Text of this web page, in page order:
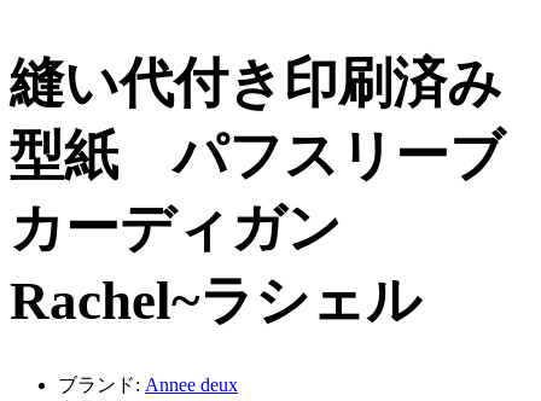
縫い代付き印刷済み
型紙 パフスリーブ
カーディガン
Rachel~ラシェル
ブランド: Annee deux